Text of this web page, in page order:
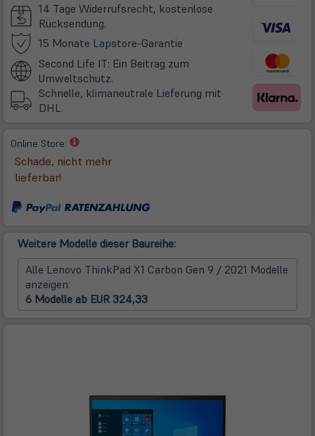
14 Tage Widerrufsrecht, kostenlose
Rücksendung.
15 Monate Lapstore-Garantie
neuem
Second Life IT: Ein Beitrag zum
Umweltschutz.
Schnelle, klimaneutrale Lieferung mit
DHL.
Online Store:
(öffnet
in
neuem
Schade, nicht mehr
lieferbar!
Weitere Modelle dieser Baureihe:
Alle Lenovo ThinkPad X1 Carbon Gen 9 / 2021 Modelle
anzeigen:
6 Modelle ab EUR 324,33